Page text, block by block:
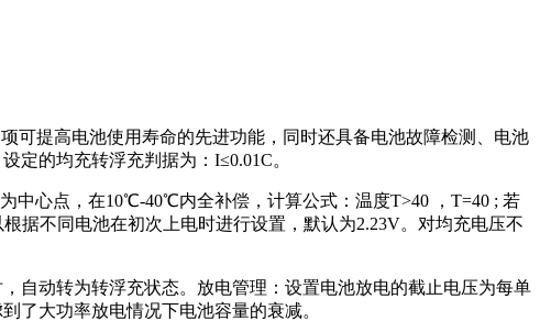
提高电池使用寿命的先进功能，同时还具备电池故障检测、电池
定的均充转浮充判据为：I≤0.01C。
心点，在10℃-40℃内全补偿，计算公式：温度T>40 ，T=40 ; 若
据不同电池在初次上电时进行设置，默认为2.23V。对均充电压不
动转为转浮充状态。放电管理：设置电池放电的截止电压为每单
了大功率放电情况下电池容量的衰减。